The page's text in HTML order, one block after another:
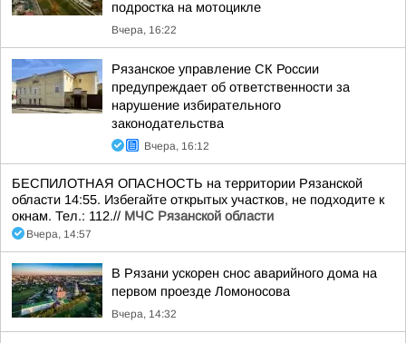
подростка на мотоцикле
Вчера, 16:22
Рязанское управление СК России
предупреждает об ответственности за
нарушение избирательного
законодательства
Вчера, 16:12
БЕСПИЛОТНАЯ ОПАСНОСТЬ на территории Рязанской
области 14:55. Избегайте открытых участков, не подходите к
окнам. Тел.: 112.// МЧС Рязанской области
Вчера, 14:57
В Рязани ускорен снос аварийного дома на
первом проезде Ломоносова
Вчера, 14:32